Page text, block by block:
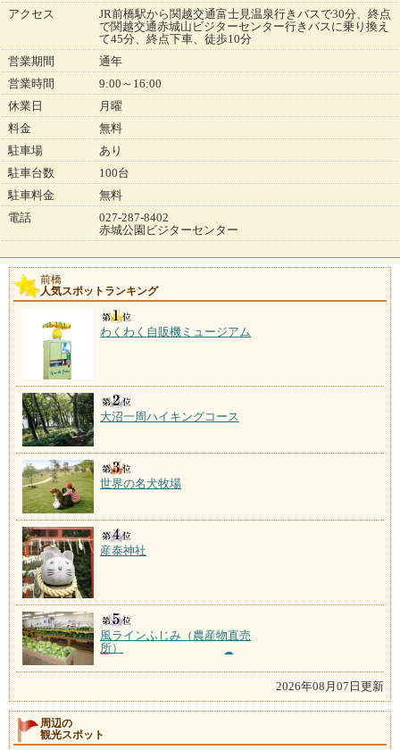
アクセス
JR前橋駅から関越交通富士見温泉行きバスで30分、終点
で関越交通赤城山ビジターセンター行きバスに乗り換え
て45分、終点下車、徒歩10分
営業期間
通年
営業時間
9:00～16:00
休業日
月曜
料金
無料
駐車場
あり
駐車台数
100台
駐車料金
無料
電話
027-287-8402
赤城公園ビジターセンター
前橋
人気スポットランキング
わくわく自販機ミュージアム
大沼一周ハイキングコース
世界の名犬牧場
産泰神社
風ラインふじみ（農産物直売
所）
2026年08月07日更新
周辺の
観光スポット